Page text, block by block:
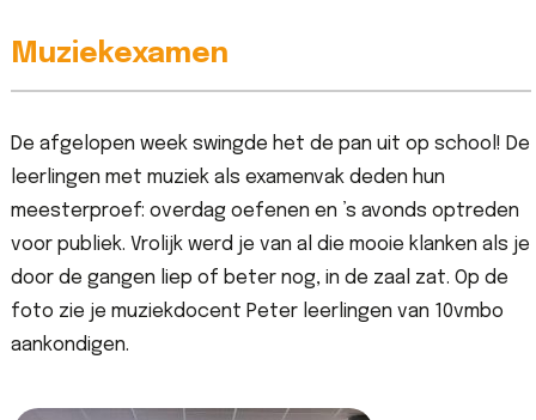
Muziekexamen
De afgelopen week swingde het de pan uit op school! De
leerlingen met muziek als examenvak deden hun
meesterproef: overdag oefenen en ’s avonds optreden
voor publiek. Vrolijk werd je van al die mooie klanken als je
door de gangen liep of beter nog, in de zaal zat. Op de
foto zie je muziekdocent Peter leerlingen van 10vmbo
aankondigen.